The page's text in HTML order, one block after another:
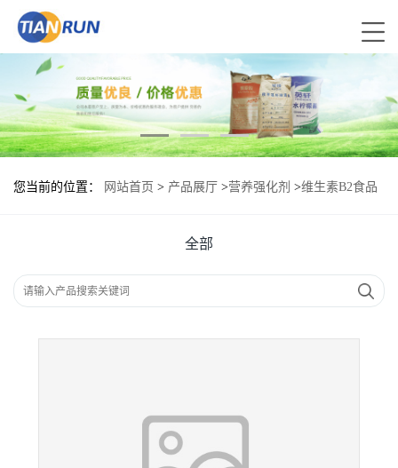
您当前的位置： 网站首页 > 产品展厅 >营养强化剂 >维生素B2食品
全部